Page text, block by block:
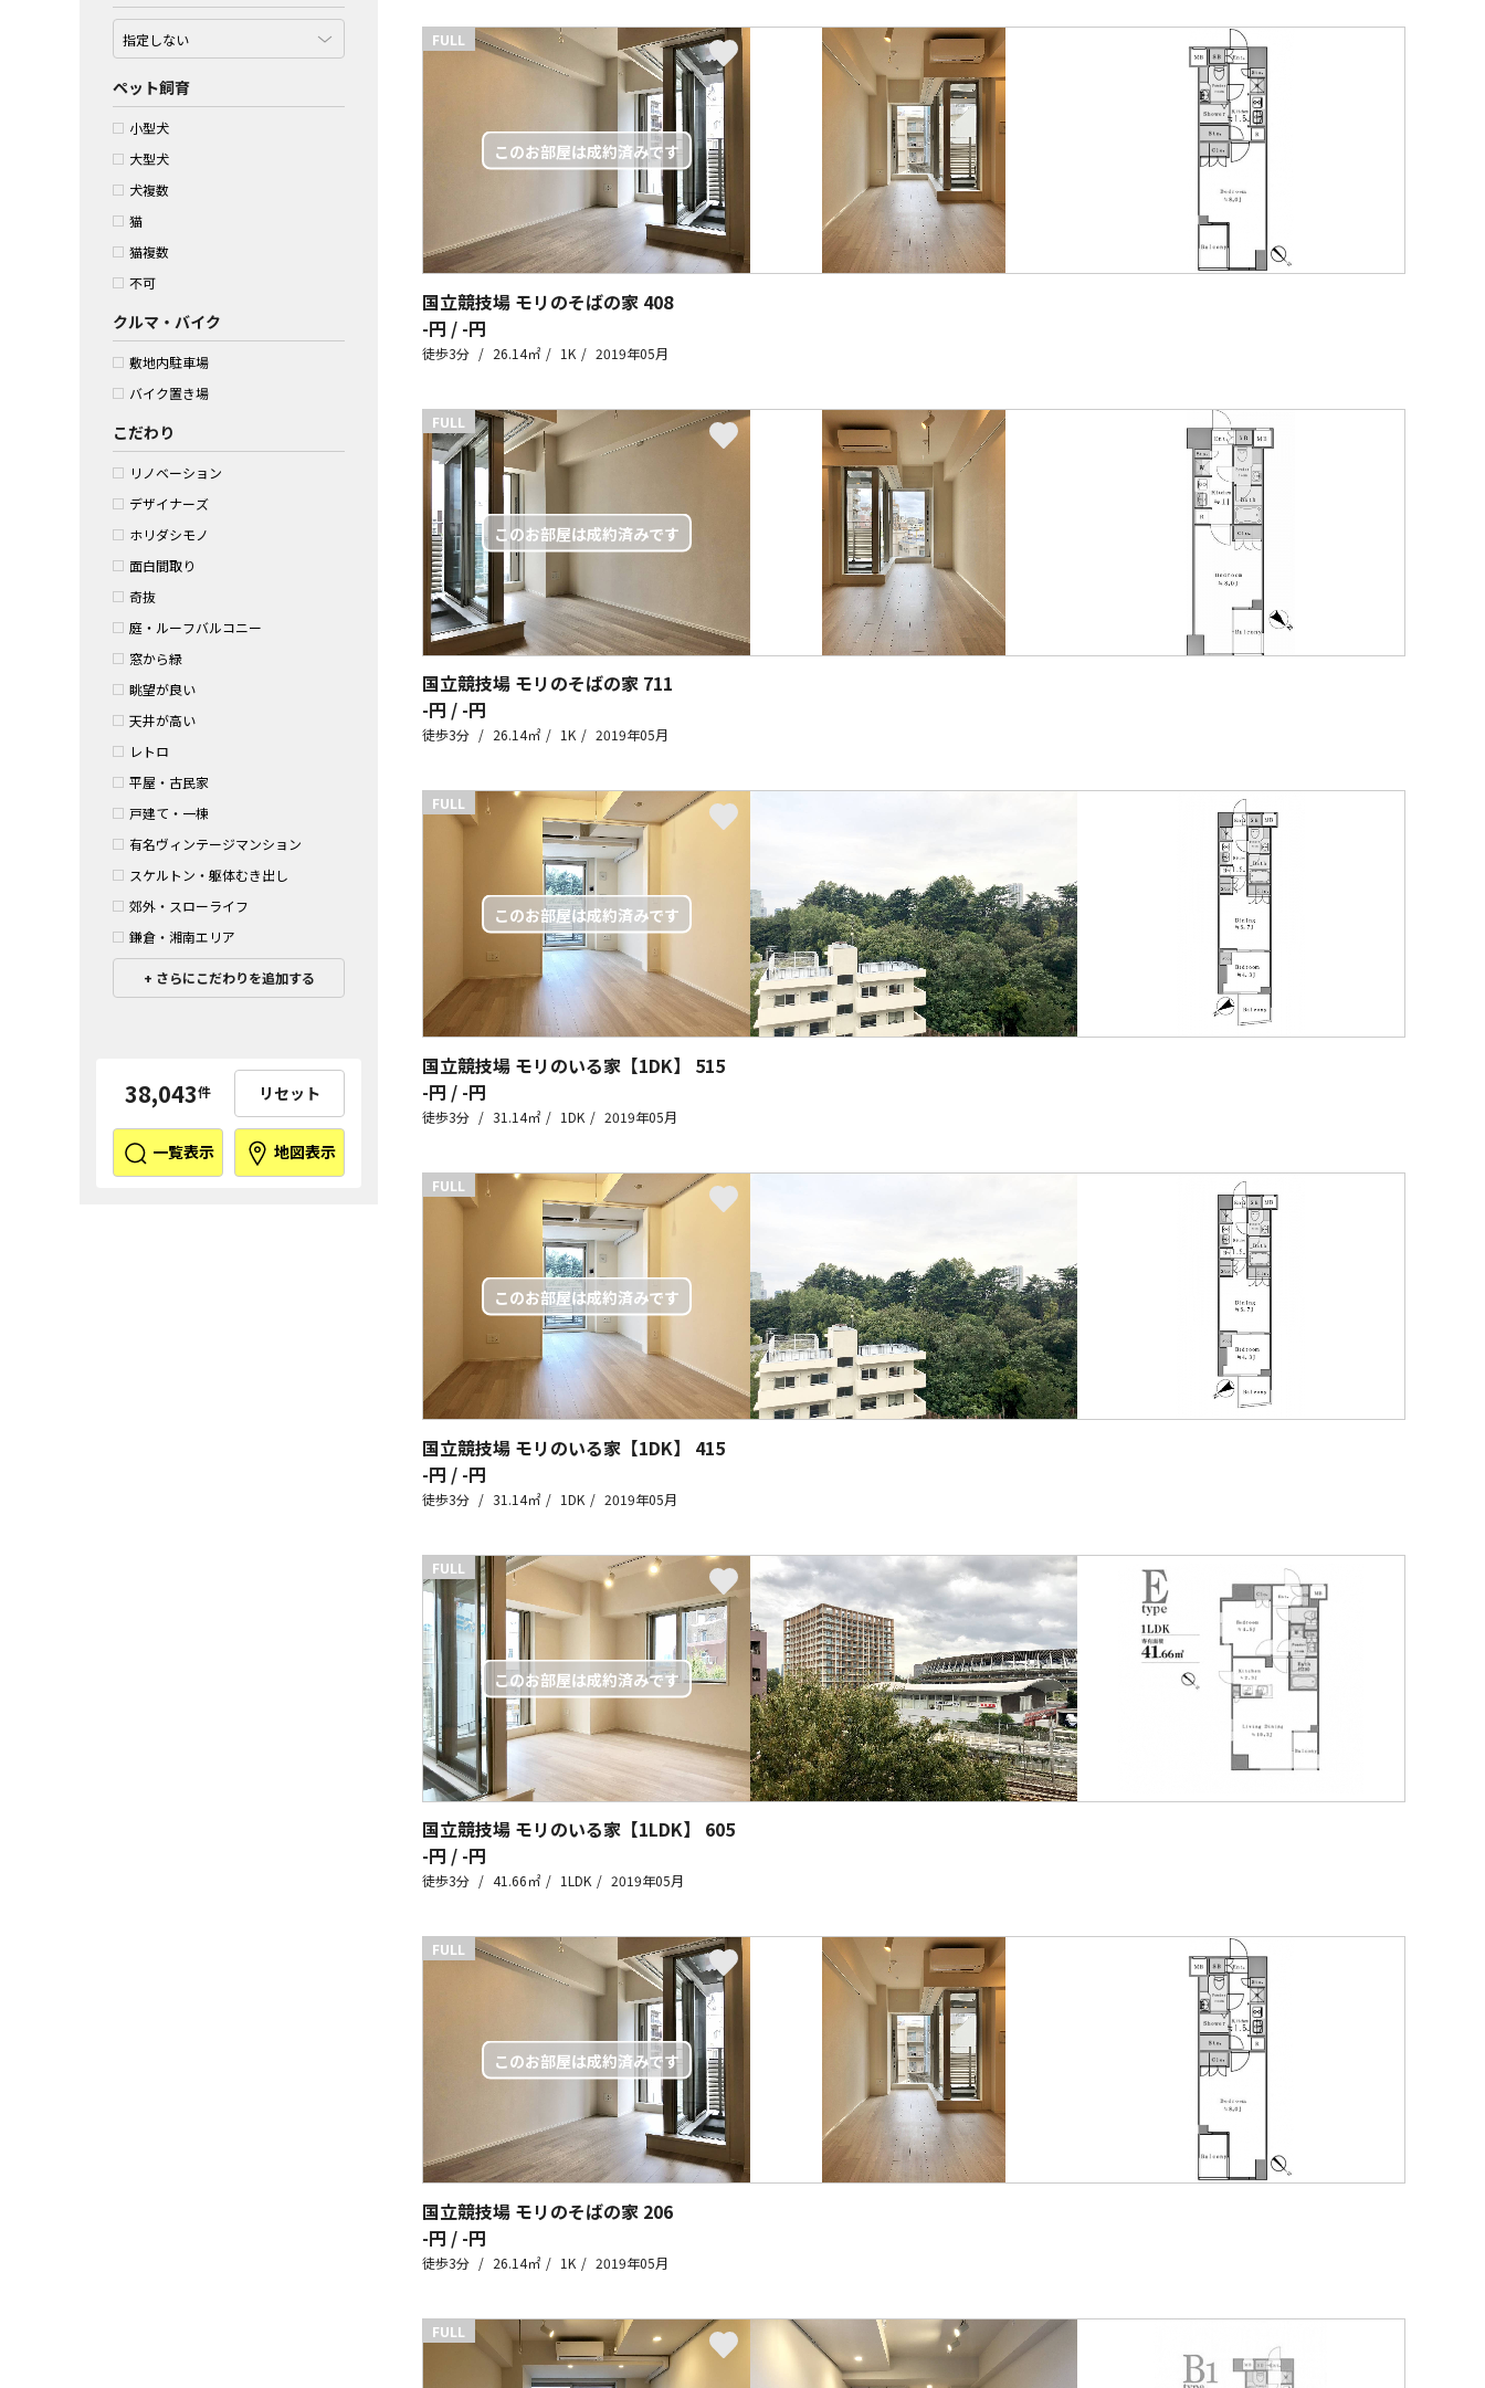
ペット飼育
小型犬
大型犬
犬複数
猫
猫複数
不可
クルマ・バイク
敷地内駐車場
バイク置き場
こだわり
リノベーション
デザイナーズ
ホリダシモノ
面白間取り
奇抜
庭・ルーフバルコニー
窓から緑
眺望が良い
天井が高い
レトロ
平屋・古民家
戸建て・一棟
有名ヴィンテージマンション
スケルトン・躯体むき出し
郊外・スローライフ
鎌倉・湘南エリア
さらにこだわりを追加する
38,043件 リセット
一覧表示 地図表示
FULL
国立競技場 モリのそばの家 408
-円 / -円
徒歩3分 26.14㎡ 1K 2019年05月
FULL
国立競技場 モリのそばの家 711
-円 / -円
徒歩3分 26.14㎡ 1K 2019年05月
FULL
国立競技場 モリのいる家【1DK】
515
-円 / -円
徒歩3分 31.14㎡ 1DK 2019年05月
FULL
国立競技場 モリのいる家【1DK】
415
-円 / -円
徒歩3分 31.14㎡ 1DK 2019年05月
FULL
国立競技場 モリのいる家【1LDK】
605
-円 / -円
徒歩3分 41.66㎡ 1LDK 2019年05月
FULL
国立競技場 モリのそばの家 206
-円 / -円
徒歩3分 26.14㎡ 1K 2019年05月
FULL